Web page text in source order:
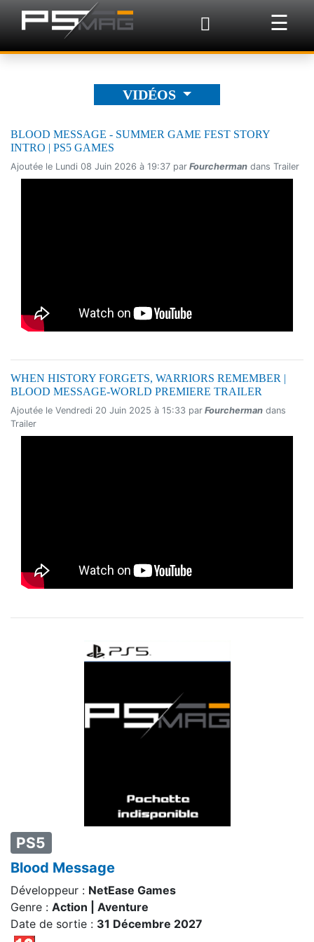
☰
×
VIDÉOS
PS5
Blood Message
Développeur : NetEase Games
Genre : Action | Aventure
Date de sortie : 31 Décembre 2027
BLOOD MESSAGE - SUMMER GAME FEST STORY
INTRO | PS5 GAMES
Ajoutée le Lundi 08 Juin 2026 à 19:37 par Fourcherman dans Trailer
WHEN HISTORY FORGETS, WARRIORS REMEMBER |
BLOOD MESSAGE-WORLD PREMIERE TRAILER
Ajoutée le Vendredi 20 Juin 2025 à 15:33 par Fourcherman dans
Trailer